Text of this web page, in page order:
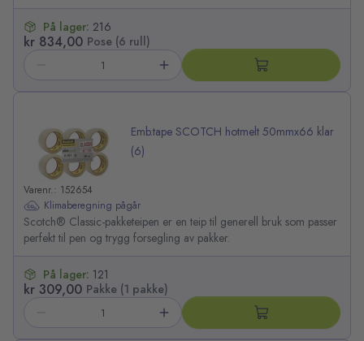
kr 834,00 Pose (6 rull)
På lager: 216
Emb.tape SCOTCH hotmelt 50mmx66 klar
(6)
Varenr.: 152654
Klimaberegning pågår
Scotch® Classic-pakketeipen er en teip til generell bruk som passer
perfekt til pen og trygg forsegling av pakker.
kr 309,00 Pakke (1 pakke)
På lager: 121